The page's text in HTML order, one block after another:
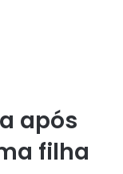
após
filha